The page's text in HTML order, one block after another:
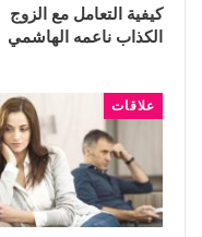
كيفية التعامل مع الزوج
الكذاب ناعمه الهاشمي
علاقات